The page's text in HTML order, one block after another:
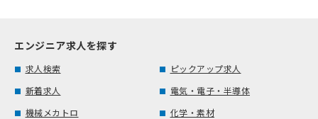
エンジニア求人を探す
求人検索
ピックアップ求人
新着求人
電気・電子・半導体
機械メカトロ
化学・素材